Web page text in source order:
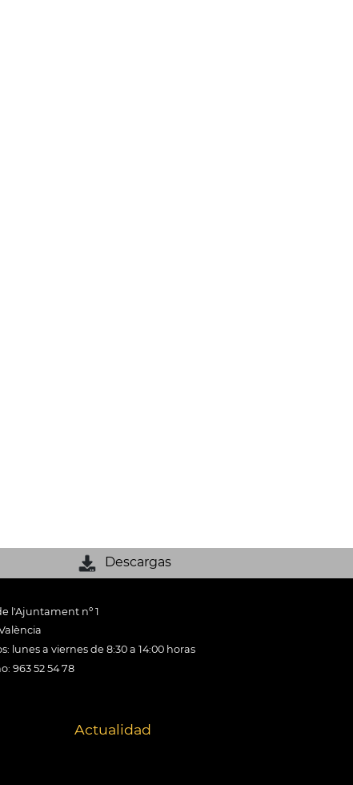
Descargas
l'Ajuntament nº 1
lunes a viernes de 8:30 a 14:00 horas
963 52 54 78
Actualidad